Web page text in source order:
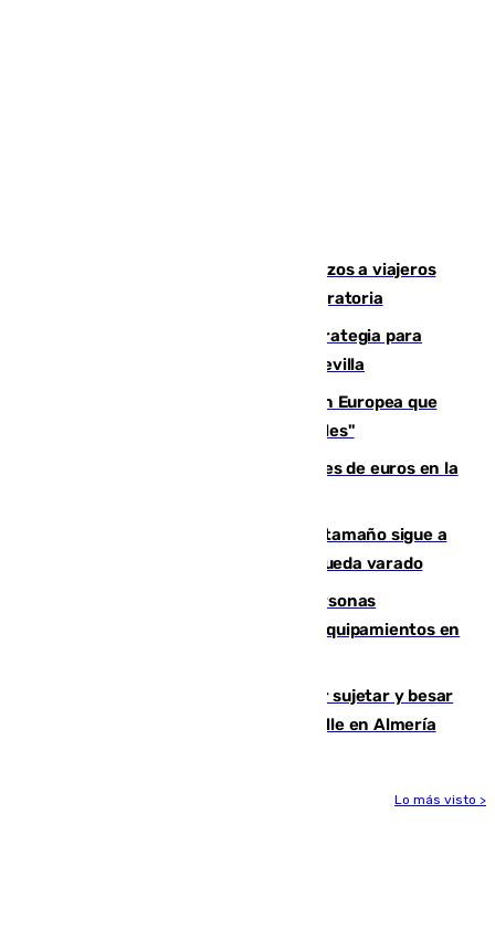
España establece controles fronterizos a viajeros
procedentes de Italia por la presión migratoria
El Ayuntamiento desarrolla una estrategia para
recuperar la identidad patrimonial de Sevilla
España e Italia garantizan a la Unión Europea que
sus controles fronterizos son "temporales"
Sevilla ha invertido más de 6 millones de euros en la
Susto en Marbella: un atún de gran tamaño sigue a
un bañista hasta la orilla de la playa y queda varado
Emvisesa refuerza la atención a personas
vulnerables con cesión de viviendas y equipamientos en
Condenado a dos años de cárcel por sujetar y besar
a una menor tras abordarla en plena calle en Almería
Lo más visto >